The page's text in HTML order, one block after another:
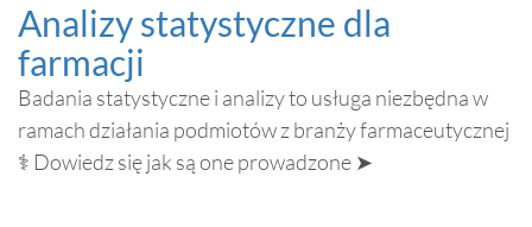
Analizy statystyczne dla
farmacji
Badania statystyczne i analizy to usługa niezbędna w
ramach działania podmiotów z branży farmaceutycznej
⚕️ Dowiedz się jak są one prowadzone ➤